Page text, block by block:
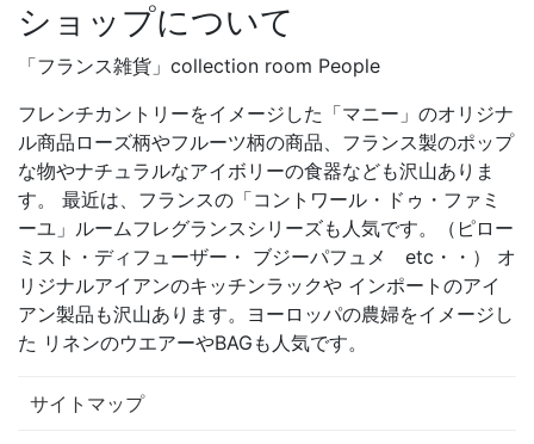
ショップについて
「フランス雑貨」collection room People
フレンチカントリーをイメージした「マニー」のオリジナ
ル商品ローズ柄やフルーツ柄の商品、フランス製のポップ
な物やナチュラルなアイボリーの食器なども沢山ありま
す。 最近は、フランスの「コントワール・ドゥ・ファミ
ーユ」ルームフレグランスシリーズも人気です。（ピロー
ミスト・ディフューザー・ ブジーパフュメ etc・・） オ
リジナルアイアンのキッチンラックや インポートのアイ
アン製品も沢山あります。ヨーロッパの農婦をイメージし
た リネンのウエアーやBAGも人気です。
サイトマップ